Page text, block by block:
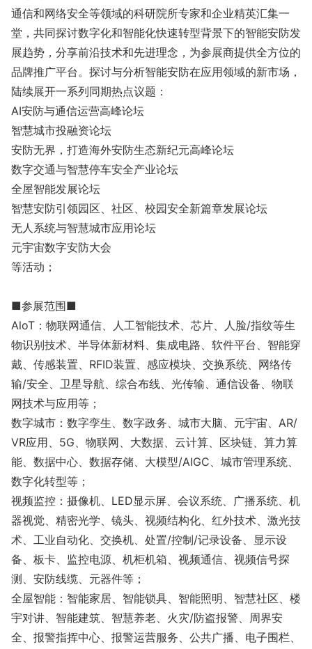
通信和网络安全等领域的科研院所专家和企业精英汇集一
堂，共同探讨数字化和智能化快速转型背景下的智能安防发
展趋势，分享前沿技术和先进理念，为参展商提供全方位的
品牌推广平台。探讨与分析智能安防在应用领域的新市场，
陆续展开一系列同期热点议题：
AI安防与通信运营高峰论坛
智慧城市投融资论坛
安防无界，打造海外安防生态新纪元高峰论坛
数字交通与智慧停车安全产业论坛
全屋智能发展论坛
智慧安防引领园区、社区、校园安全新篇章发展论坛
无人系统与智慧城市应用论坛
元宇宙数字安防大会
等活动；
■参展范围■
AloT：物联网通信、人工智能技术、芯片、人脸/指纹等生
物识别技术、半导体新材料、集成电路、软件平台、智能穿
戴、传感装置、RFID装置、感应模块、交换系统、网络传
输/安全、卫星导航、综合布线、光传输、通信设备、物联
网技术与应用等；
数字城市：数字孪生、数字政务、城市大脑、元宇宙、AR/
VR应用、5G、物联网、大数据、云计算、区块链、算力算
能、数据中心、数据存储、大模型/AIGC、城市管理系统、
数字化转型等；
视频监控：摄像机、LED显示屏、会议系统、广播系统、机
器视觉、精密光学、镜头、视频结构化、红外技术、激光技
术、工业自动化、交换机、处置/控制/记录设备、显示设
备、板卡、监控电源、机柜机箱、视频通信、视频信号探
测、安防线缆、元器件等；
全屋智能：智能家居、智能锁具、智能照明、智慧社区、楼
宇对讲、智能建筑、智慧养老、火灾/防盗报警、周界安
全、报警指挥中心、报警运营服务、公共广播、电子围栏、